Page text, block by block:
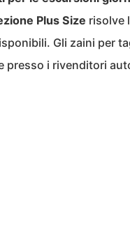
Plus Size risolve
Gli zaini per
presso i rivenditori